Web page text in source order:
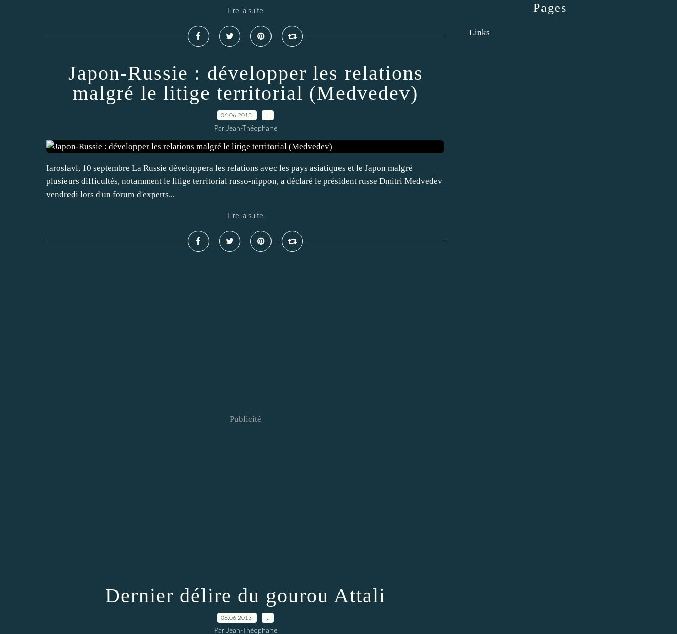
Lire la suite
Japon-Russie : développer les relations
malgré le litige territorial (Medvedev)
06.06.2013
Par Jean-Théophane
Iaroslavl, 10 septembre La Russie développera les relations avec les pays asiatiques et le Japon malgré
plusieurs difficultés, notamment le litige territorial russo-nippon, a déclaré le président russe Dmitri Medvedev
vendredi lors d'un forum d'experts...
Lire la suite
Publicité
Dernier délire du gourou Attali
06.06.2013
Par Jean-Théophane
Pages
Links